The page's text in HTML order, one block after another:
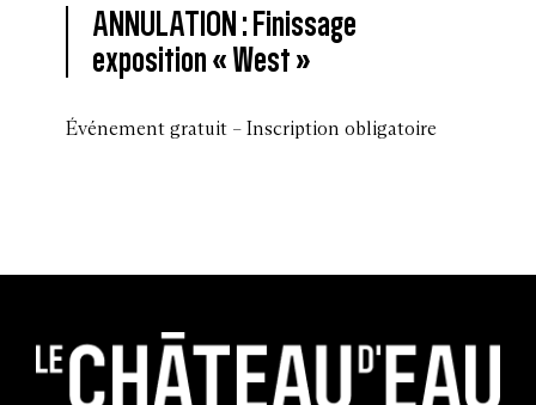
ANNULATION : Finissage
exposition « West »
Événement gratuit – Inscription obligatoire